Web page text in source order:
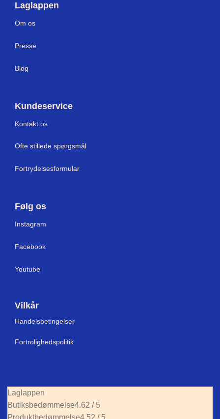
Laglappen
Om os
Presse
Blog
Kundeservice
Kontakt os
Ofte stillede spørgsmål
Fortrydelsesformular
Følg os
Instagram
Facebook
Youtube
Vilkår
Handelsbetingelser
Fortrolighedspolitik
Laglappen
Butiksbedømmelse4.62 / 5
Produktbedømmelse4.52 / 5